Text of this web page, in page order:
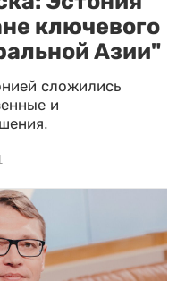
ключевого
Азии"
сложились
и